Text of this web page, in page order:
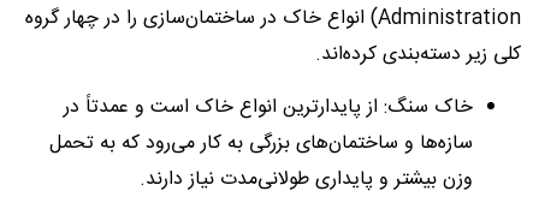
Administration) انواع خاک در ساختمان‌سازی را در چهار گروه
کلی زیر دسته‌بندی کرده‌اند.
خاک سنگ: از پایدارترین انواع خاک است و عمدتاً در
سازه‌ها و ساختمان‌های بزرگی به کار می‌رود که به تحمل
وزن بیشتر و پایداری طولانی‌مدت نیاز دارند.